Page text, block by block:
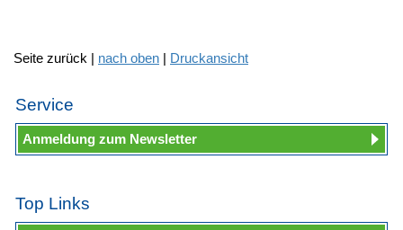
Seite zurück | nach oben | Druckansicht
Service
Anmeldung zum Newsletter
Top Links